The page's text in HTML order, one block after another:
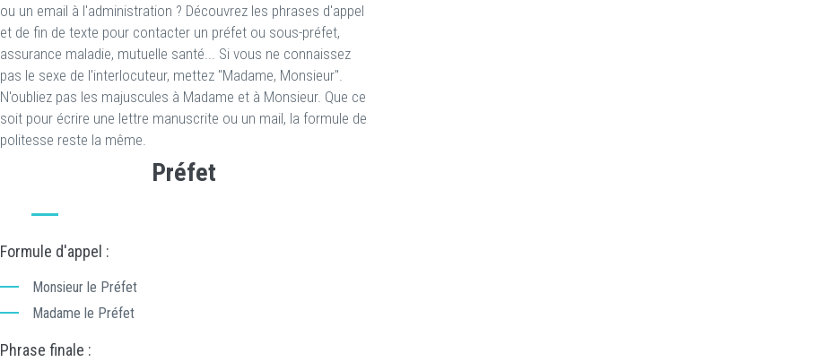
ou un email à l'administration ? Découvrez les phrases d'appel
et de fin de texte pour contacter un préfet ou sous-préfet,
assurance maladie, mutuelle santé... Si vous ne connaissez
pas le sexe de l'interlocuteur, mettez "Madame, Monsieur".
N'oubliez pas les majuscules à Madame et à Monsieur. Que ce
soit pour écrire une lettre manuscrite ou un mail, la formule de
politesse reste la même.
Préfet
Formule d'appel :
Monsieur le Préfet
Madame le Préfet
Phrase finale :